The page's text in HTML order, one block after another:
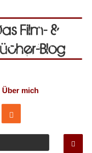
Über mich